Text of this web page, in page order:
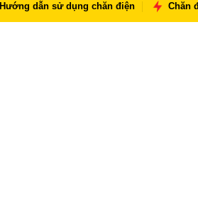
Hướng dẫn sử dụng chăn điện Chăn